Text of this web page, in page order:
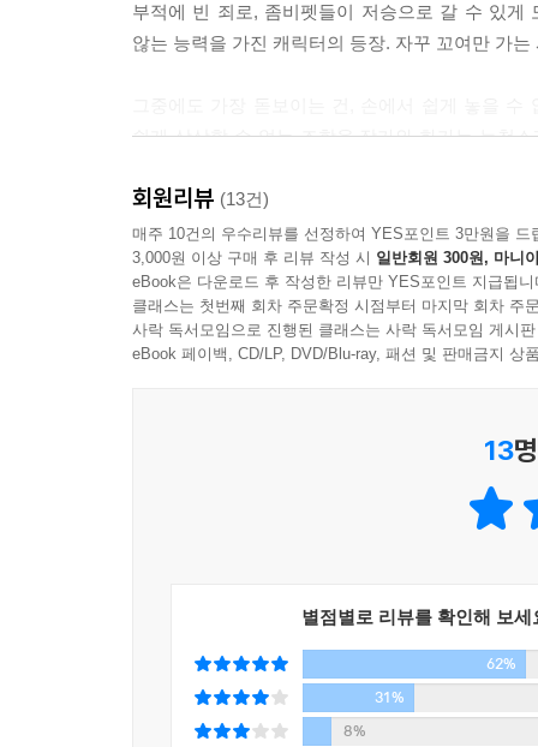
부적에 빈 죄로, 좀비펫들이 저승으로 갈 수 있게
않는 능력을 가진 캐릭터의 등장. 자꾸 꼬여만 가
쉽게 상상할 수 없는 조합을 작가와 화가는 능청
사고뭉치 좀비펫이 등장하여 이야기 속에서 뚜렷
뚱보 햄스터, 소심한 고양이, 극성맞은 개, 까칠한
더 엄청난 좀비펫이 나타났다!
조는 반갑지 않겠지만, 어린이 독자들이 애타게 기
무뚝뚝해 보이지만 용기 있고, 속 깊은 조의 만남.
이야기한다는 놀림을 받고, 좀비펫들이 저지른
하지만 이 모든 사건을 겪으면서, 좀비펫을 귀찮
강아지를 갖고 싶은 열한 살짜리 꼬맹이가 아니
'좀비펫 시리즈'는 좀비펫이 저지르는 각종 유쾌
회원리뷰 (13건)
매주 10건의 우수리뷰를 선정하여 YES포인트 3만원을 드
3,000원 이상 구매 후 리뷰 작성 시 일반회원 300원, 마니
eBook은 다운로드 후 작성한 리뷰만 YES포인트 지급됩니
클래스는 첫번째 회차 주문확정 시점부터 마지막 회차 주
사락 독서모임으로 진행된 클래스는 사락 독서모임 게시
eBook 페이백, CD/LP, DVD/Blu-ray, 패션 및 판매금지 상
13
별점별로 리뷰를 확인해 보세
62%
31%
8%